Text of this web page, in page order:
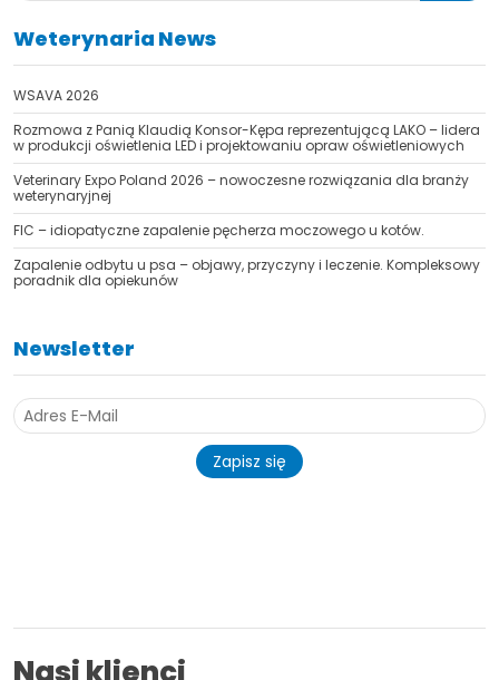
Weterynaria News
WSAVA 2026
Rozmowa z Panią Klaudią Konsor-Kępa reprezentującą LAKO – lidera
w produkcji oświetlenia LED i projektowaniu opraw oświetleniowych
Veterinary Expo Poland 2026 – nowoczesne rozwiązania dla branży
weterynaryjnej
FIC – idiopatyczne zapalenie pęcherza moczowego u kotów.
Zapalenie odbytu u psa – objawy, przyczyny i leczenie. Kompleksowy
poradnik dla opiekunów
Newsletter
Zapisz się
Nasi klienci